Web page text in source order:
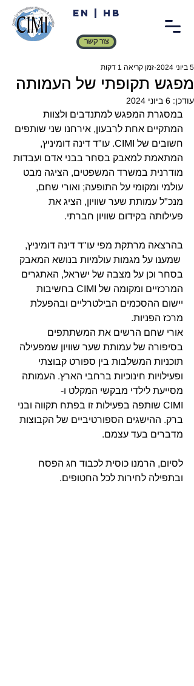
EN HB
צור קשר
מפגש תקופתי של העמותה
5 ביוני 2024 זמן קריאה 1 דקות
עודכן: 6 ביוני 2024
במסגרת המפגש למתנדבים ולצוות
המתקיים אחת לרבעון, אירחנו שני שותפים
חשובים של CIMI. עו"ד דינה דומיניץ,
המתאמת למאבק בסחר בבני אדם ועבדות
מודרנית במשרד המשפטים, הציגה מבט
עולמי ומקומי על התופעה; ואורי שחם,
מנכ"ל עמותת שער שוויון, הציג את
פעילותה בקידום שוויון חברתי.
בהרצאה מרתקת מפי עו"ד דינה דומיניץ,
שמענו על מגמות עולמיות בנושא המאבק
בסחר וכן על מצבה של ישראל, האתגרים
המרכזיים ומקומה של CIMI בחשיבות
יישום ההסכמים הבילטרליים ובהפעלת
מרכז הפניות.
אורי שחם הרשים את המשתתפים
בסיפורה של עמותת שער שוויון שמפעילה
תוכניות המשלבות בין ספורט קבוצתי
ופעילויות חינוכיות ברחבי הארץ. העמותה
מסייעת לילדי מבקשי המקלט ו-
CIMI שותפה בפעילות זו בפתח תקווה ובני
ברק. ההישגים הספורטיביים של הקבוצות
מדברים בעד עצמם.
לסיום, הרמנו כוסית לכבוד חג הפסח
ובתפילה לחירות לכל החטופים.